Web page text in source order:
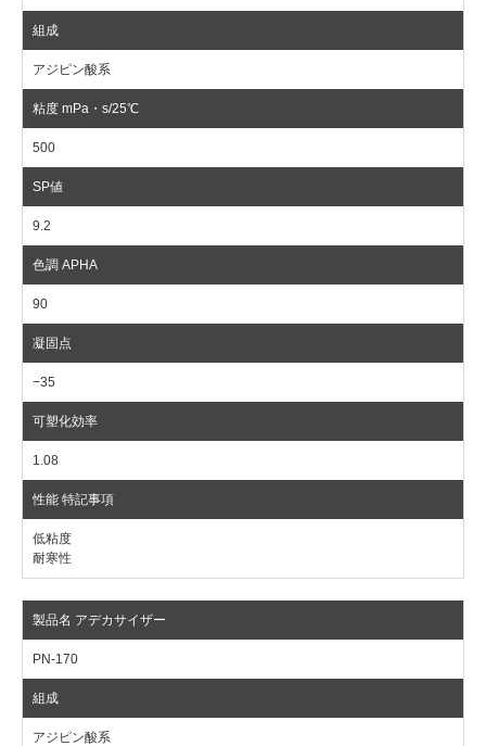
アジピン酸系
500
9.2
90
−35
1.08
低粘度
耐寒性
PN-170
アジピン酸系